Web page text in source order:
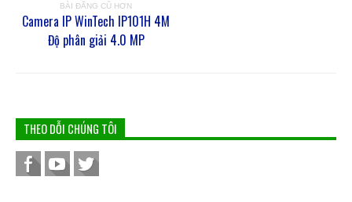
BÀI ĐĂNG CŨ HƠN
Camera IP WinTech IP101H 4M
Độ phân giải 4.0 MP
THEO DỖI CHÚNG TÔI